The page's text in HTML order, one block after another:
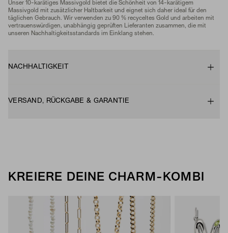
Unser 10-karätiges Massivgold bietet die Schönheit von 14-karätigem
Massivgold mit zusätzlicher Haltbarkeit und eignet sich daher ideal für den
täglichen Gebrauch. Wir verwenden zu 90 % recyceltes Gold und arbeiten mit
vertrauenswürdigen, unabhängig geprüften Lieferanten zusammen, die mit
unseren Nachhaltigkeitsstandards im Einklang stehen.
NACHHALTIGKEIT
VERSAND, RÜCKGABE & GARANTIE
KREIERE DEINE CHARM-KOMBI